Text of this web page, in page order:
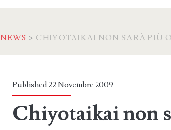
NEWS > CHIYOTAIKAI NON SARÀ PIÙ
Published 22 Novembre 2009
Chiyotaikai non